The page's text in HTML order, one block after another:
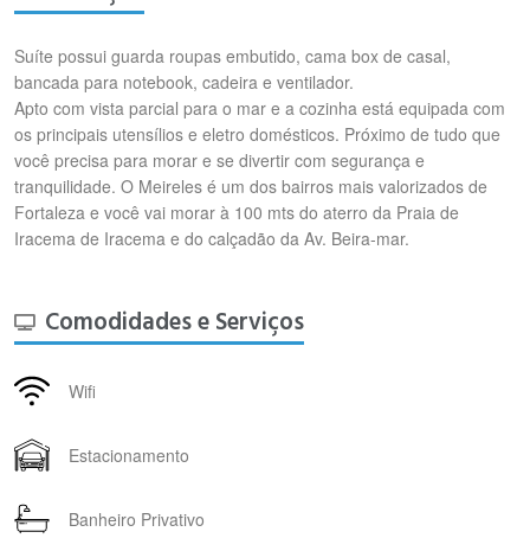
Suíte possui guarda roupas embutido, cama box de casal,
bancada para notebook, cadeira e ventilador.
Apto com vista parcial para o mar e a cozinha está equipada com
os principais utensílios e eletro domésticos. Próximo de tudo que
você precisa para morar e se divertir com segurança e
tranquilidade. O Meireles é um dos bairros mais valorizados de
Fortaleza e você vai morar à 100 mts do aterro da Praia de
Iracema de Iracema e do calçadão da Av. Beira-mar.
Comodidades e Serviços
Wifi
Estacionamento
Banheiro Privativo